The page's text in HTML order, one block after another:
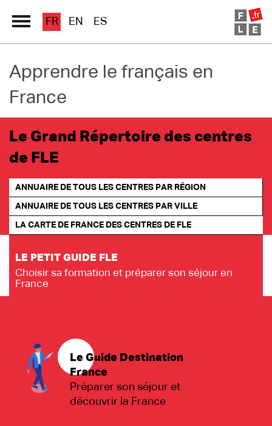
Grand Répertoire
Immersion France
Le français en ligne
Les pages PRO
FR EN ES
Apprendre le français en
France
Le Grand Répertoire des centres
de FLE
ANNUAIRE DE TOUS LES CENTRES PAR RÉGION
ANNUAIRE DE TOUS LES CENTRES PAR VILLE
LA CARTE DE FRANCE DES CENTRES DE FLE
LE PETIT GUIDE FLE
Choisir sa formation et préparer son séjour en
France
Le Guide Destination
France
Préparer son séjour et
découvrir la France